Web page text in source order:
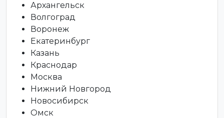
Архангельск
Волгоград
Воронеж
Екатеринбург
Казань
Краснодар
Москва
Нижний Новгород
Новосибирск
Омск